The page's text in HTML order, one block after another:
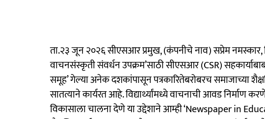
ता.२३ जून २०२६ सीएसआर प्रमुख, (कंपनीचे नाव) सप्रेम नमस्कार,
वाचनसंस्कृती संवर्धन उपक्रम’साठी सीएसआर (CSR)
समूह’ गेल्या अनेक दशकांपासून पत्रकारितेबरोबरच समाजाच्या
सातत्याने कार्यरत आहे. विद्यार्थ्यांमध्ये वाचनाची आवड निर्माण
विकासाला चालना देणे या उद्देशाने आम्ही ‘Newspaper in